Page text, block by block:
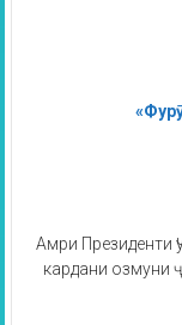
Амри Президенти
кардани озмуни